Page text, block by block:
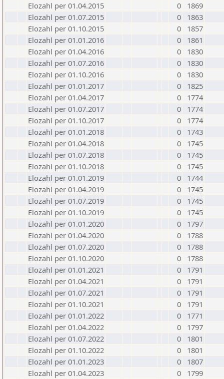
Elozahl per 01.04.2015
0
1869
Elozahl per 01.07.2015
0
1863
Elozahl per 01.10.2015
0
1857
Elozahl per 01.01.2016
0
1861
Elozahl per 01.04.2016
0
1830
Elozahl per 01.07.2016
0
1830
Elozahl per 01.10.2016
0
1830
Elozahl per 01.01.2017
0
1825
Elozahl per 01.04.2017
0
1774
Elozahl per 01.07.2017
0
1774
Elozahl per 01.10.2017
0
1774
Elozahl per 01.01.2018
0
1743
Elozahl per 01.04.2018
0
1745
Elozahl per 01.07.2018
0
1745
Elozahl per 01.10.2018
0
1745
Elozahl per 01.01.2019
0
1744
Elozahl per 01.04.2019
0
1745
Elozahl per 01.07.2019
0
1745
Elozahl per 01.10.2019
0
1745
Elozahl per 01.01.2020
0
1797
Elozahl per 01.04.2020
0
1788
Elozahl per 01.07.2020
0
1788
Elozahl per 01.10.2020
0
1788
Elozahl per 01.01.2021
0
1791
Elozahl per 01.04.2021
0
1791
Elozahl per 01.07.2021
0
1791
Elozahl per 01.10.2021
0
1791
Elozahl per 01.01.2022
0
1771
Elozahl per 01.04.2022
0
1797
Elozahl per 01.07.2022
0
1801
Elozahl per 01.10.2022
0
1801
Elozahl per 01.01.2023
0
1807
Elozahl per 01.04.2023
0
1799